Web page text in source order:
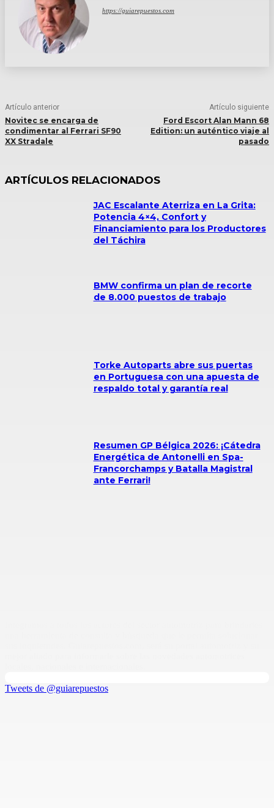
https://guiarepuestos.com
Artículo anterior
Novitec se encarga de
condimentar al Ferrari SF90
XX Stradale
Artículo siguiente
Ford Escort Alan Mann 68
Edition: un auténtico viaje al
pasado
ARTÍCULOS RELACIONADOS
JAC Escalante Aterriza en La Grita:
Potencia 4×4, Confort y
Financiamiento para los Productores
del Táchira
BMW confirma un plan de recorte
de 8.000 puestos de trabajo
Torke Autoparts abre sus puertas
en Portuguesa con una apuesta de
respaldo total y garantía real
Resumen GP Bélgica 2026: ¡Cátedra
Energética de Antonelli en Spa-
Francorchamps y Batalla Magistral
ante Ferrari!
Tweets de @guiarepuestos